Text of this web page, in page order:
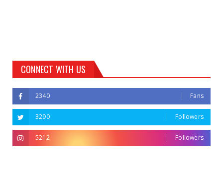
CONNECT WITH US
2340 Fans
3290 Followers
5212 Followers